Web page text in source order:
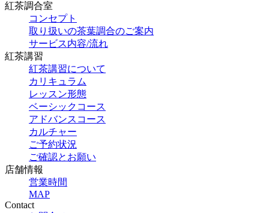
紅茶調合室
コンセプト
取り扱いの茶葉調合のご案内
サービス内容/流れ
紅茶講習
紅茶講習について
カリキュラム
レッスン形態
ベーシックコース
アドバンスコース
カルチャー
ご予約状況
ご確認とお願い
店舗情報
営業時間
MAP
Contact